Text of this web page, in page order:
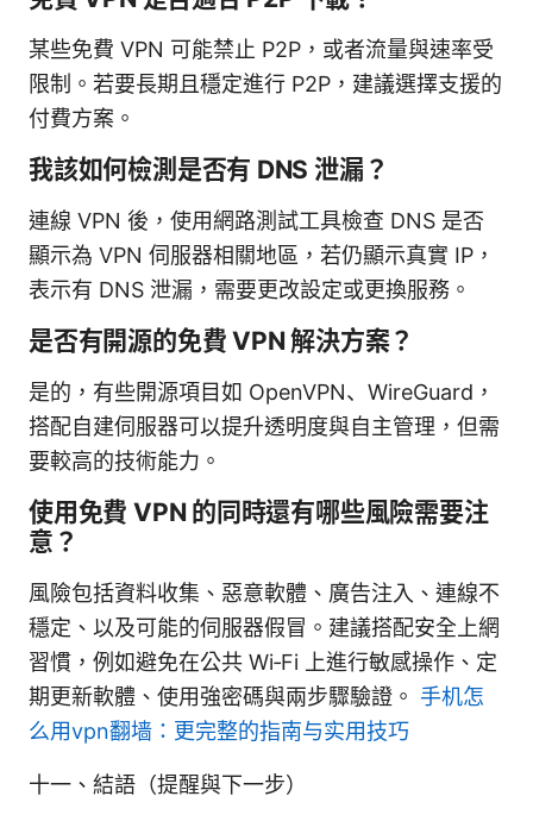
某些免費 VPN 可能禁止 P2P，或者流量與速率受
限制。若要長期且穩定進行 P2P，建議選擇支援的
付費方案。
我該如何檢測是否有 DNS 泄漏？
連線 VPN 後，使用網路測試工具檢查 DNS 是否
顯示為 VPN 伺服器相關地區，若仍顯示真實 IP，
表示有 DNS 泄漏，需要更改設定或更換服務。
是否有開源的免費 VPN 解決方案？
是的，有些開源項目如 OpenVPN、WireGuard，
搭配自建伺服器可以提升透明度與自主管理，但需
要較高的技術能力。
使用免費 VPN 的同時還有哪些風險需要注
意？
風險包括資料收集、惡意軟體、廣告注入、連線不
穩定、以及可能的伺服器假冒。建議搭配安全上網
習慣，例如避免在公共 Wi‑Fi 上進行敏感操作、定
期更新軟體、使用強密碼與兩步驟驗證。 手机怎
么用vpn翻墙：更完整的指南与实用技巧
十一、結語（提醒與下一步）